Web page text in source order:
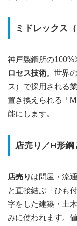
ミドレックス
神戸製鋼所の100%
ロセス技術。世界
ス）で採用される
置き換えられる「
能にします。
店売り／H形鋼
店売り は問屋・流
と直接結ぶ「ひも
字をした建築・土
みに使われます。